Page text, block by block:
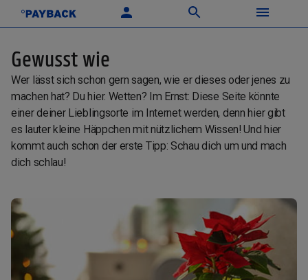
Gewusst wie
Wer lässt sich schon gern sagen, wie er dieses oder jenes zu
machen hat? Du hier. Wetten? Im Ernst: Diese Seite könnte
einer deiner Lieblingsorte im Internet werden, denn hier gibt
es lauter kleine Häppchen mit nützlichem Wissen! Und hier
kommt auch schon der erste Tipp: Schau dich um und mach
dich schlau!